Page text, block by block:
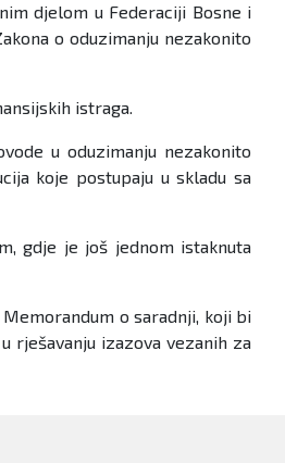
djelom u Federaciji Bosne i
o oduzimanju nezakonito
istraga.
u oduzimanju nezakonito
koje postupaju u skladu sa
gdje je još jednom istaknuta
o saradnji, koji bi
rješavanju izazova vezanih za